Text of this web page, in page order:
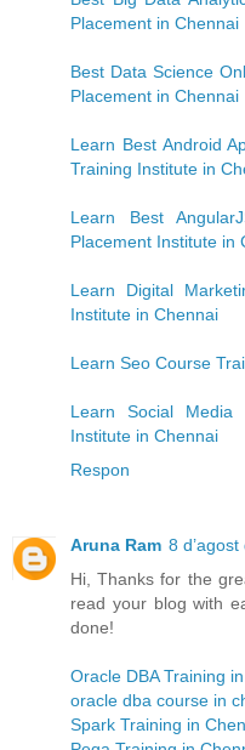
Placement in Chennai
Best Data Science
Placement in Chennai
Learn Best Android
Training Institute in
Learn Best
Placement Institute in
Learn Digital
Institute in Chennai
Learn Seo Course
Learn Social Media
Institute in Chennai
Respon
Aruna Ram 8
Hi, Thanks for the
read your blog with
done!
Oracle DBA Training
oracle dba course in
Spark Training in